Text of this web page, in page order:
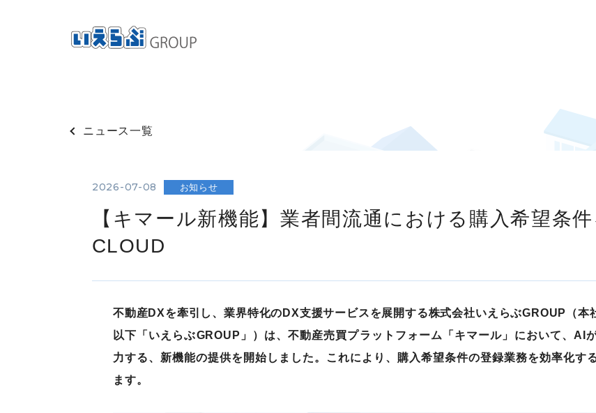
ニュース一覧
2026-07-08 お知らせ
【キマール新機能】業者間流通における購入希望条
CLOUD
不動産DXを牽引し、業界特化のDX支援サービスを展開する株式会社いえらぶGROUP（本
以下「いえらぶGROUP」）は、不動産売買プラットフォーム「キマール」において、AI
力する、新機能の提供を開始しました。これにより、購入希望条件の登録業務を効率化す
ます。